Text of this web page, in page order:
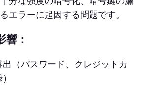
エラーに起因する問題です。
響：
（パスワード、クレジットカ